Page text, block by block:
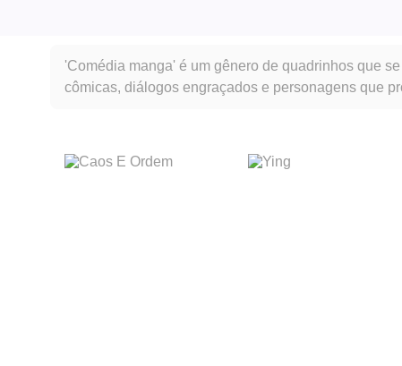
'Comédia manga' é um gênero de quadrinhos que
cômicas, diálogos engraçados e personagens que